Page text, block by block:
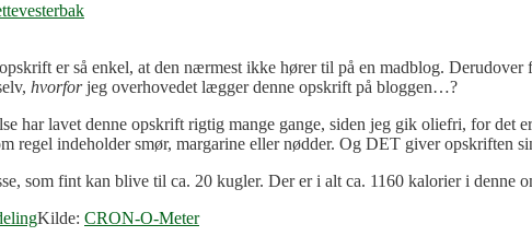
er så enkel, at den nærmest ikke hører til på en madblog.
hvorforjeg overhovedet lægger denne opskrift på bloggen…?
har lavet denne opskrift rigtig mange gange, siden jeg gik oliefri, for det
regel indeholder smør, margarine eller nødder. Og DET giver opskriften
som fint kan blive til ca. 20 kugler. Der er i alt ca. 1160 kalorier i denne
Kilde: CRON-O-Meter